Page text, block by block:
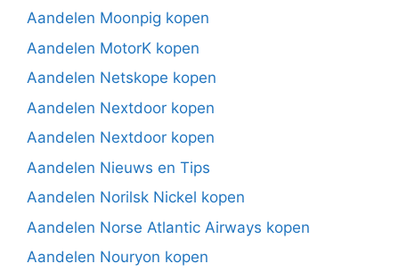
Aandelen Moonpig kopen
Aandelen MotorK kopen
Aandelen Netskope kopen
Aandelen Nextdoor kopen
Aandelen Nextdoor kopen
Aandelen Nieuws en Tips
Aandelen Norilsk Nickel kopen
Aandelen Norse Atlantic Airways kopen
Aandelen Nouryon kopen